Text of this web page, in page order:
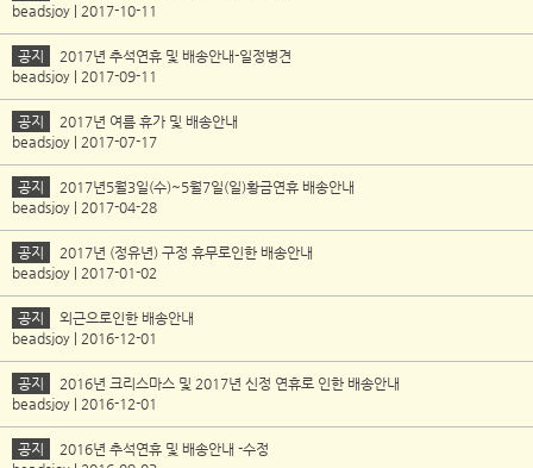
beadsjoy | 2017-10-11
공지
2017년 추석연휴 및 배송안내-일정병견
beadsjoy | 2017-09-11
공지
2017년 여름 휴가 및 배송안내
beadsjoy | 2017-07-17
공지
2017년5월3일(수)~5월7일(일)황금연휴 배송안내
beadsjoy | 2017-04-28
공지
2017년 (정유년) 구정 휴무로인한 배송안내
beadsjoy | 2017-01-02
공지
외근으로인한 배송안내
beadsjoy | 2016-12-01
공지
2016년 크리스마스 및 2017년 신정 연휴로 인한 배송안내
beadsjoy | 2016-12-01
공지
2016년 추석연휴 및 배송안내 -수정